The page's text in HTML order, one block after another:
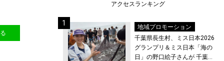
アクセスランキング
地域プロモーション
千葉県長生村、ミス日本2026
グランプリ＆ミス日本「海の
日」の野口絵子さんが 千葉県